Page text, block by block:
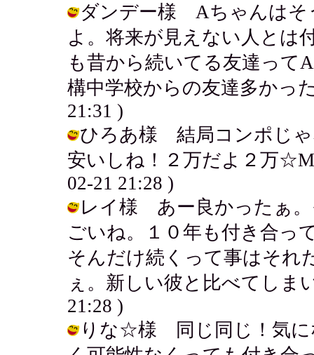
ダンデー様 Aちゃんはそ
よ。将来が見えない人とは
も昔から続いてる友達って
構中学校からの友達多かっ
21:31 )
ひろあ様 結局コンポじ
安いしね！２万だよ２万
02-21 21:28 )
レイ様 あー良かったぁ。
ごいね。１０年も付き合っ
そんだけ続くって事はそれ
ぇ。新しい彼と比べてしま
21:28 )
りな☆様 同じ同じ！気に